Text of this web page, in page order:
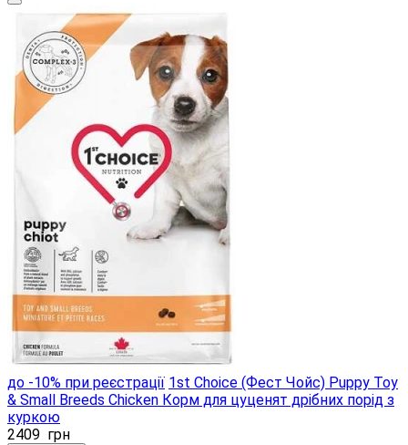
до -10% при реєстрації 1st Choice (Фест Чойс) Puppy Toy
& Small Breeds Chicken Корм ​​для цуценят дрібних порід з
куркою
2409 грн